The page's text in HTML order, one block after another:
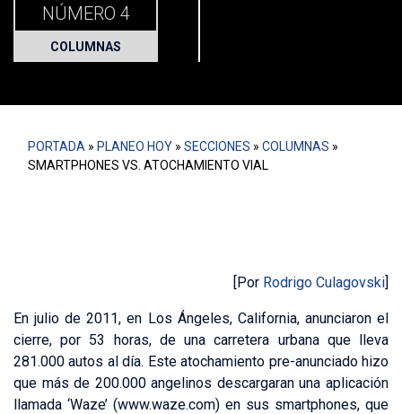
NÚMERO 4
COLUMNAS
PORTADA » PLANEO HOY » SECCIONES » COLUMNAS »
SMARTPHONES VS. ATOCHAMIENTO VIAL
[Por Rodrigo Culagovski]
En julio de 2011, en Los Ángeles, California, anunciaron el
cierre, por 53 horas, de una carretera urbana que lleva
281.000 autos al día. Este atochamiento pre-anunciado hizo
que más de 200.000 angelinos descargaran una aplicación
llamada ‘Waze’ (www.waze.com) en sus smartphones, que